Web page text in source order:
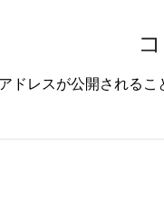
ドレスが公開されるこ